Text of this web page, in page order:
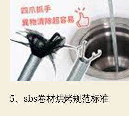
5、sbs卷材烘烤规范标准